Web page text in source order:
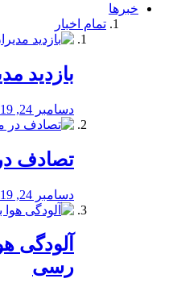
خبرها
تمام اخبار
بازدید
دسامبر 24, 2019
تصادف
دسامبر 24, 2019
آلودگی
رسی